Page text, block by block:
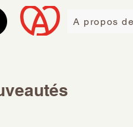
A propos